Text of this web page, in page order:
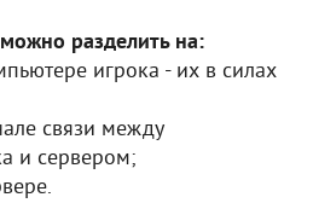
разделить на:
игрока - их в силах
связи между
и сервером;